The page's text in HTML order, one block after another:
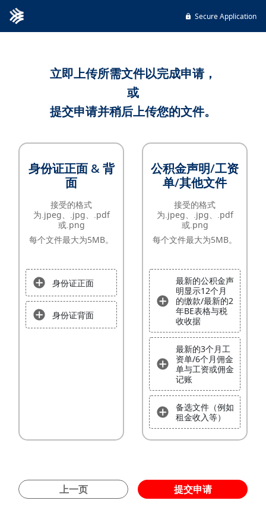
Secure Application
立即上传所需文件以完成申请，
或
提交申请并稍后上传您的文件。
身份证正面 & 背
面
接受的格式
为.jpeg、.jpg、.pdf
或.png
每个文件最大为5MB。
身份证正面
身份证背面
公积金声明/工资
单/其他文件
接受的格式
为.jpeg、.jpg、.pdf
或.png
每个文件最大为5MB。
最新的公积金声
明显示12个月
的缴款/最新的2
年BE表格与税
收收据
最新的3个月工
资单/6个月佣金
单与工资或佣金
记账
备选文件（例如
租金收入等）
上一页 提交申请